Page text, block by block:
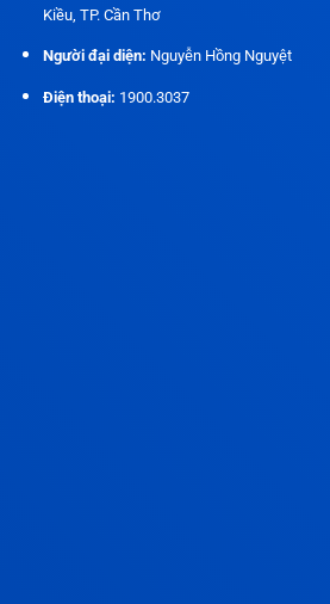
Kiều, TP. Cần Thơ
Người đại diện: Nguyễn Hồng Nguyệt
Điện thoại: 1900.3037